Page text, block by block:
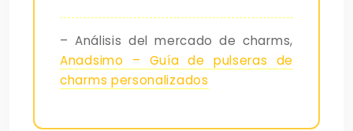
– Análisis del mercado de charms,
Anadsimo – Guía de pulseras de
charms personalizados